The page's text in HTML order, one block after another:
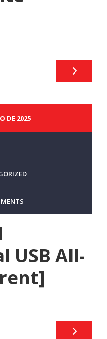
DE 2025
USB All-